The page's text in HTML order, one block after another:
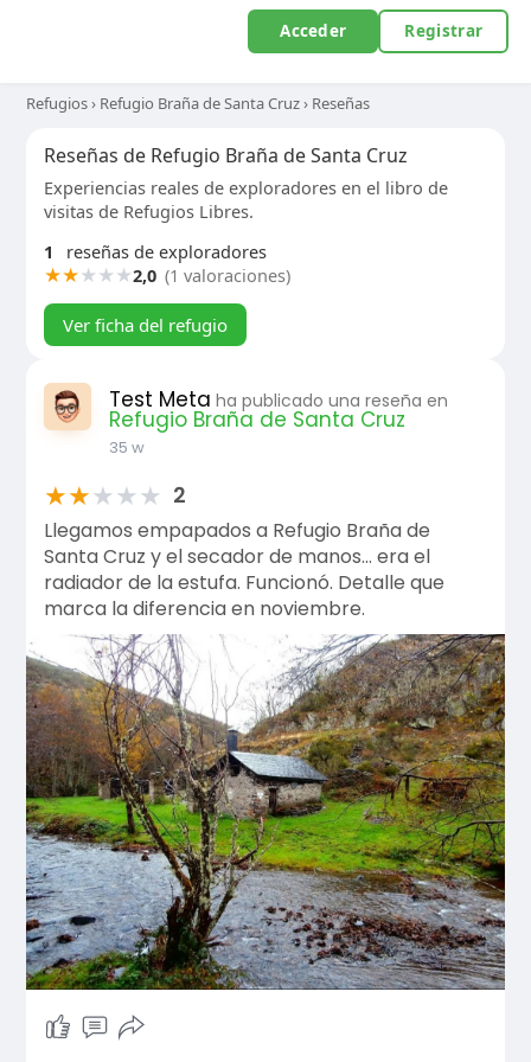
Acceder Registrar
Refugios› Refugio Braña de Santa Cruz› Reseñas
Reseñas de Refugio Braña de Santa Cruz
Experiencias reales de exploradores en el libro de
visitas de Refugios Libres.
1
reseñas de exploradores
★★★★★2,0 (1 valoraciones)
Ver ficha del refugio
Test Meta ha publicado una reseña en
Refugio Braña de Santa Cruz
35 w
★★★★★ 2
Llegamos empapados a Refugio Braña de
Santa Cruz y el secador de manos… era el
radiador de la estufa. Funcionó. Detalle que
marca la diferencia en noviembre.